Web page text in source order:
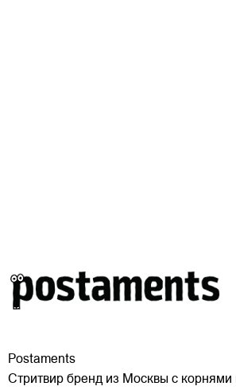
Postaments
Стритвир бренд из Москвы с корнями